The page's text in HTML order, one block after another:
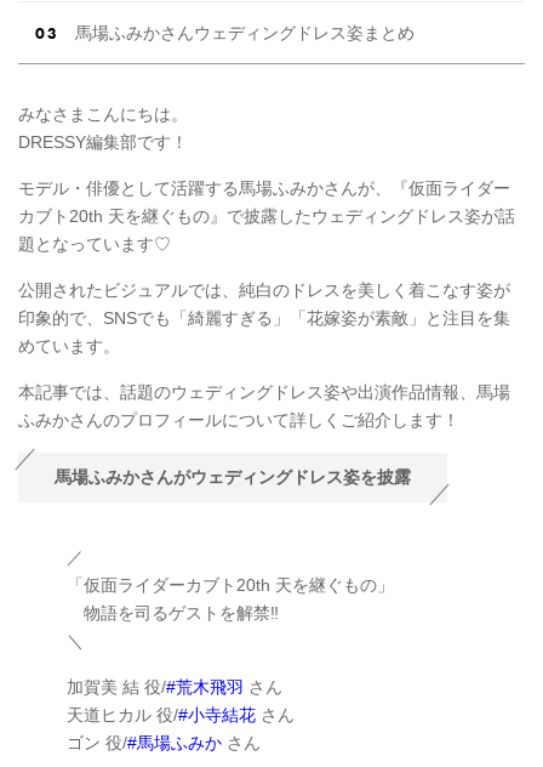
馬場ふみかさんウェディングドレス姿まとめ
みなさまこんにちは。
DRESSY編集部です！
モデル・俳優として活躍する馬場ふみかさんが、『仮面ライダー
カブト20th 天を継ぐもの』で披露したウェディングドレス姿が話
題となっています♡
公開されたビジュアルでは、純白のドレスを美しく着こなす姿が
印象的で、SNSでも「綺麗すぎる」「花嫁姿が素敵」と注目を集
めています。
本記事では、話題のウェディングドレス姿や出演作品情報、馬場
ふみかさんのプロフィールについて詳しくご紹介します！
馬場ふみかさんがウェディングドレス姿を披露
／
「仮面ライダーカブト20th 天を継ぐもの」
物語を司るゲストを解禁‼
＼
加賀美 結 役/#荒木飛羽 さん
天道ヒカル 役/#小寺結花 さん
ゴン 役/#馬場ふみか さん